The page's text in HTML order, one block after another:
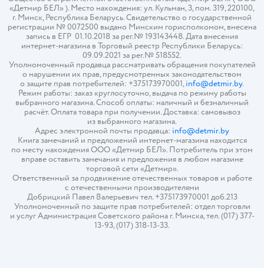
«Детмир БЕЛ» ). Место нахождения: ул. Кульман, 3, пом. 319, 220100,
г. Минск, Республика Беларусь. Свидетельство о государственной
регистрации № 0072500 выдано Минским горисполкомом, внесена
запись в ЕГР 01.10.2018 за рег.№ 193143448. Дата внесения
интернет-магазина в Торговый реестр Республики Беларусь:
09.09.2021 за рег.№ 518552.
Уполномоченный продавца рассматривать обращения покупателей
о нарушении их прав, предусмотренных законодательством
о защите прав потребителей: +375173970001,info@detmir.by.
Режим работы: заказ круглосуточно, выдача по режиму работы
выбранного магазина. Способ оплаты: наличный и безналичный
расчёт. Оплата товара при получении. Доставка: самовывоз
из выбранного магазина.
Адрес электронной почты продавца: info@detmir.by
Книга замечаний и предложений интернет-магазина находится
по месту нахождения ООО «Детмир БЕЛ». Потребитель при этом
вправе оставить замечания и предложения в любом магазине
торговой сети «Детмир».
Ответственный за продвижение отечественных товаров и работе
с отечественными производителями
Добрицкий Павел Валерьевич тел. +375173970001 доб.213
Уполномоченный по защите прав потребителей: отдел торговли
и услуг Администрация Советского района г. Минска, тел. (017) 377-
13-93, (017) 318-13-33.